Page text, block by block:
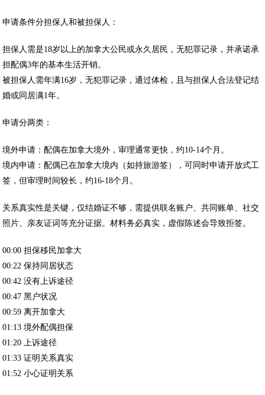
申请条件分担保人和被担保人：‌
担保人‌需是18岁以上的加拿大公民或永久居民，无犯罪记录，并承诺承
担配偶3年的基本生活开销。
被担保人‌需年满16岁，无犯罪记录，通过体检，且与担保人合法登记结
婚或同居满1年。
申请分两类：‌
境外申请‌：配偶在加拿大境外，审理通常更快，约10-14个月。
境内申请‌：配偶已在加拿大境内（如持旅游签），可同时申请开放式工
签，但审理时间较长，约16-18个月。
关系真实性是关键‌，仅结婚证不够，需提供联名账户、共同账单、社交
照片、亲友证词等充分证据。材料务必真实，虚假陈述会导致拒签。
00:00 担保移民加拿大
00:22 保持同居状态
00:42 没有上诉途径
00:47 黑户状况
00:59 离开加拿大
01:13 境外配偶担保
01:20 上诉途径
01:33 证明关系真实
01:52 小心证明关系